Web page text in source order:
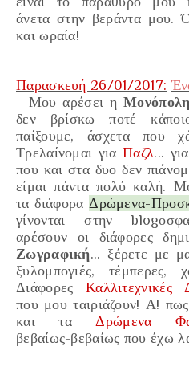
άνετα στην βεράντα μου.
και ωραία!
Παρασκευή 26/01/2017:
Μου αρέσει ηΜονόπολη
δεν βρίσκω ποτέ
παίξουμε, άσχετα που
Τρελαίνομαι γιαΠαζλ...
που και στα δυο δεν
είμαι πάντα πολύ καλή.
τα διάφοραΔρώμενα-
γίνονται στην
αρέσουν οι διάφορες
Ζωγραφική... ξέρετε με
ξυλομπογιές, τέμπερες,
Διάφορες Καλλιτεχνικές
που μου ταιριάζουν! Α!
και ταΔρώμενα
βεβαίως-βεβαίως που έχω